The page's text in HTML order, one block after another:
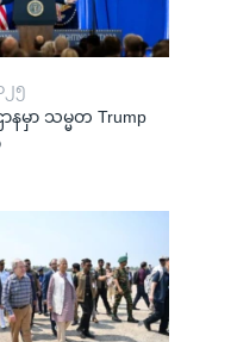
၂၅
နမှာ သမ္မတ Trump